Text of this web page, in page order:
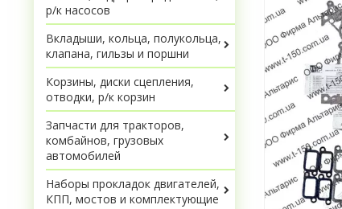
р/к насосов
Вкладыши, кольца, полукольца,
клапана, гильзы и поршни
Корзины, диски сцепления,
отводки, р/к корзин
Запчасти для тракторов,
комбайнов, грузовых
автомобилей
Наборы прокладок двигателей,
КПП, мостов и комплектующие